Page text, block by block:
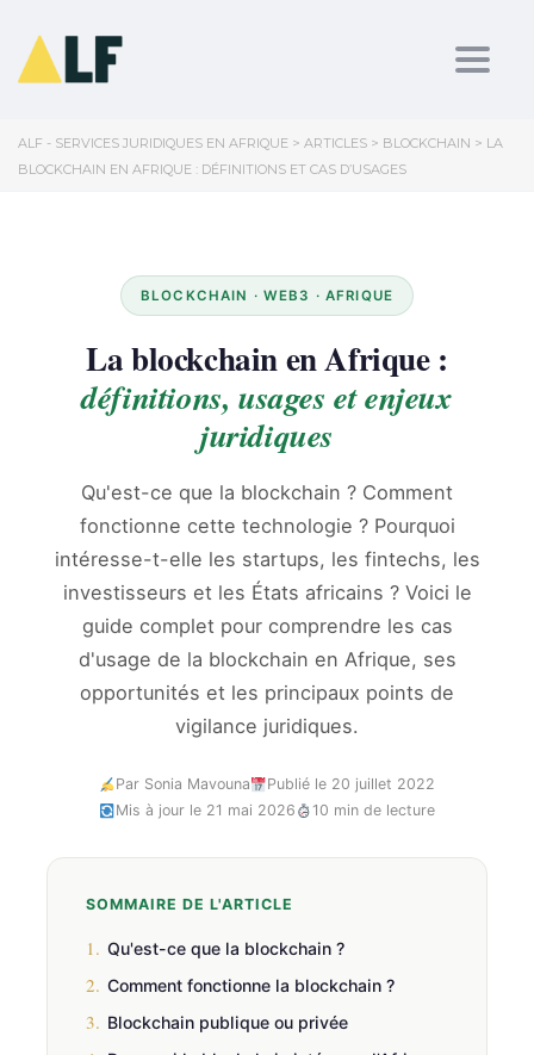
ALF - SERVICES JURIDIQUES EN AFRIQUE > ARTICLES > BLOCKCHAIN > LA
BLOCKCHAIN EN AFRIQUE : DÉFINITIONS ET CAS D’USAGES
BLOCKCHAIN · WEB3 · AFRIQUE
La blockchain en Afrique :
définitions, usages et enjeux
juridiques
Qu'est-ce que la blockchain ? Comment
fonctionne cette technologie ? Pourquoi
intéresse-t-elle les startups, les fintechs, les
investisseurs et les États africains ? Voici le
guide complet pour comprendre les cas
d'usage de la blockchain en Afrique, ses
opportunités et les principaux points de
vigilance juridiques.
Par Sonia Mavouna
Publié le 20 juillet 2022
Mis à jour le 21 mai 2026
10 min de lecture
SOMMAIRE DE L'ARTICLE
1. Qu'est-ce que la blockchain ?
2. Comment fonctionne la blockchain ?
3. Blockchain publique ou privée